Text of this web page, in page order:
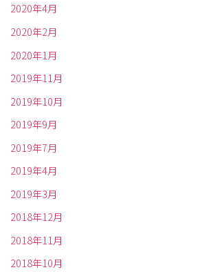
2020年4月
2020年2月
2020年1月
2019年11月
2019年10月
2019年9月
2019年7月
2019年4月
2019年3月
2018年12月
2018年11月
2018年10月